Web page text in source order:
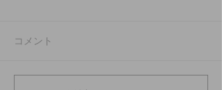
コメント